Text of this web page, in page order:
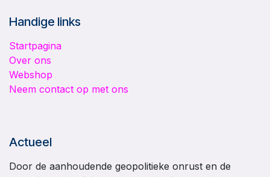
Handige links
Startpagina
Over ons
Webshop
Neem contact op met ons
Actueel
Door de aanhoudende geopolitieke onrust en de